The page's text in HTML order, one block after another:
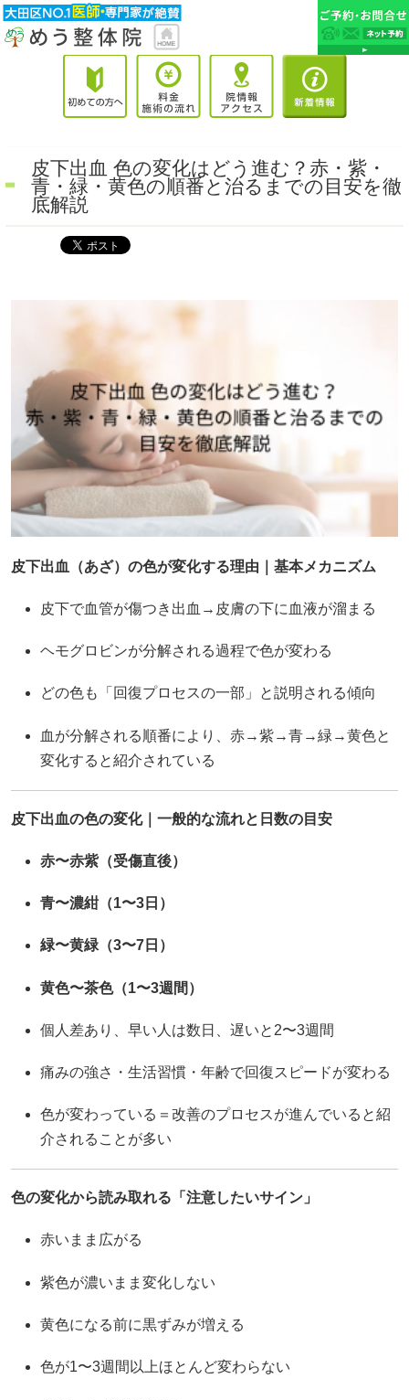
皮下出血 色の変化はどう進む？赤・紫・
青・緑・黄色の順番と治るまでの目安を徹
底解説
皮下出血（あざ）の色が変化する理由｜基本メカニズム
皮下で血管が傷つき出血→皮膚の下に血液が溜まる
ヘモグロビンが分解される過程で色が変わる
どの色も「回復プロセスの一部」と説明される傾向
血が分解される順番により、赤→紫→青→緑→黄色と
変化すると紹介されている
皮下出血の色の変化｜一般的な流れと日数の目安
赤〜赤紫（受傷直後）
青〜濃紺（1〜3日）
緑〜黄緑（3〜7日）
黄色〜茶色（1〜3週間）
個人差あり、早い人は数日、遅いと2〜3週間
痛みの強さ・生活習慣・年齢で回復スピードが変わる
色が変わっている＝改善のプロセスが進んでいると紹
介されることが多い
色の変化から読み取れる「注意したいサイン」
赤いまま広がる
紫色が濃いまま変化しない
黄色になる前に黒ずみが増える
色が1〜3週間以上ほとんど変わらない